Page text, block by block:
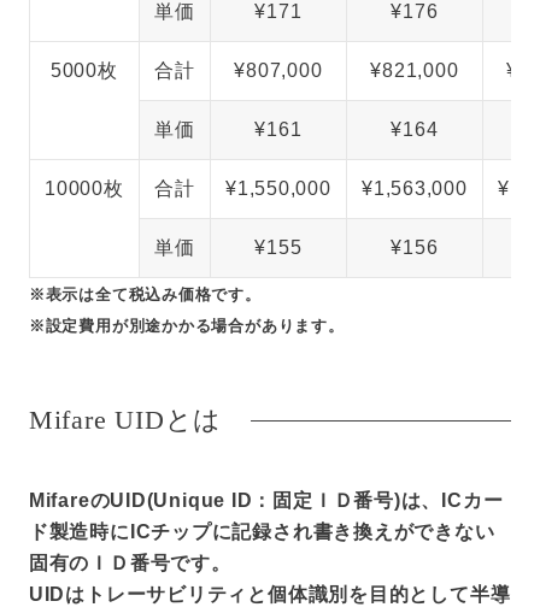
単価 ¥171 ¥176
5000枚 合計 ¥807,000 ¥821,000
単価 ¥161 ¥164
10000枚 合計 ¥1,550,000 ¥1,563,000
単価 ¥155 ¥156
※表示は全て税込み価格です。
※設定費用が別途かかる場合があります。
Mifare UIDとは
MifareのUID(Unique ID：固定ＩＤ番号)は、ICカー
ド製造時にICチップに記録され書き換えができない
固有のＩＤ番号です。
UIDはトレーサビリティと個体識別を目的として半導